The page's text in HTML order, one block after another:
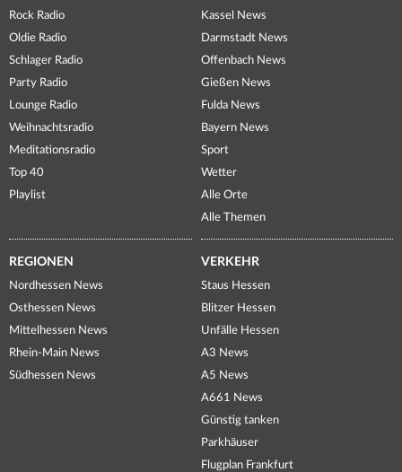
Rock Radio
Oldie Radio
Schlager Radio
Party Radio
Lounge Radio
Weihnachtsradio
Meditationsradio
Top 40
Playlist
Kassel News
Darmstadt News
Offenbach News
Gießen News
Fulda News
Bayern News
Sport
Wetter
Alle Orte
Alle Themen
REGIONEN
Nordhessen News
Osthessen News
Mittelhessen News
Rhein-Main News
Südhessen News
VERKEHR
Staus Hessen
Blitzer Hessen
Unfälle Hessen
A3 News
A5 News
A661 News
Günstig tanken
Parkhäuser
Flugplan Frankfurt